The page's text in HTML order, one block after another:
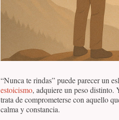
“Nunca te rindas” puede parecer un
estoicismo, adquiere un peso distinto.
trata de comprometerse con aquello
calma y constancia.